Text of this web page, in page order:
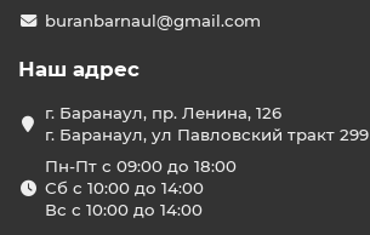
buranbarnaul@gmail.com
Наш адрес
г. Баранаул, пр. Ленина, 126
г. Баранаул, ул Павловский тракт 299
Пн-Пт с 09:00 до 18:00
Сб с 10:00 до 14:00
Вс с 10:00 до 14:00